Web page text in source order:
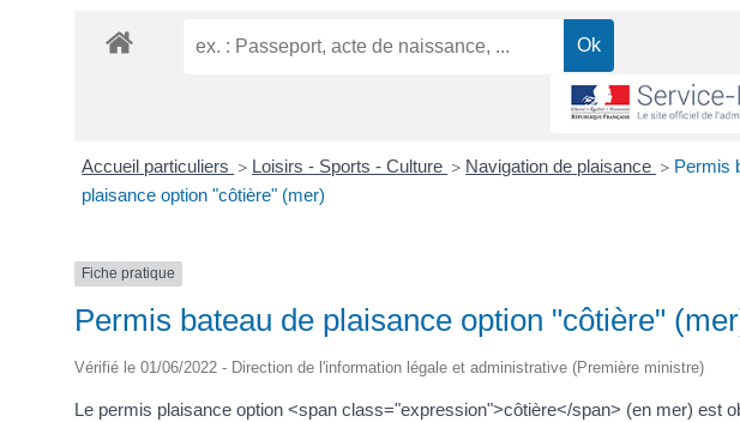
Accueil particuliers > Loisirs - Sports - Culture > Navigation de plaisance > Permis
plaisance option "côtière" (mer)
Fiche pratique
Permis bateau de plaisance option "côtière"
Vérifié le 01/06/2022 - Direction de l'information légale et administrative (Première ministre)
Le permis plaisance option <span class="expression">côtière</span> (en mer) est